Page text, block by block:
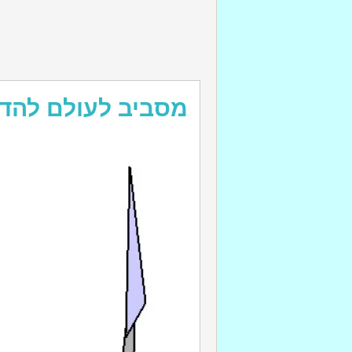
מסביב לעולם